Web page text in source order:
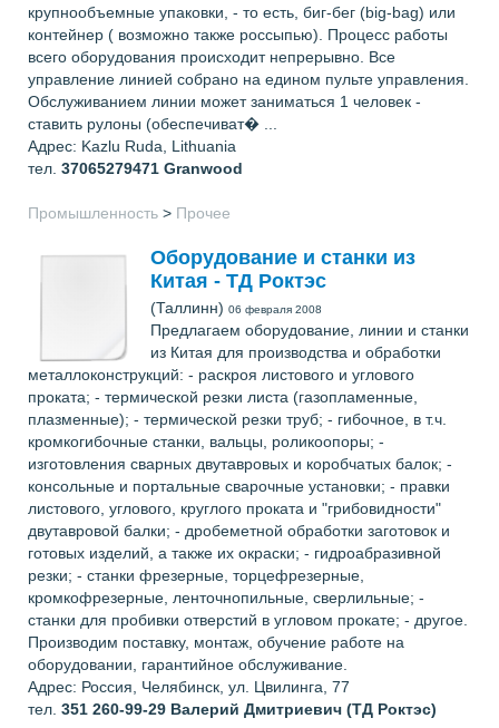
крупнообъемные упаковки, - то есть, биг-бег (big-bag) или
контейнер ( возможно также россыпью). Процесс работы
всего оборудования происходит непрерывно. Все
управление линией собрано на едином пульте управления.
Обслуживанием линии может заниматься 1 человек -
ставить рулоны (обеспечиват� ...
Адрес: Kazlu Ruda, Lithuania
тел. 37065279471 Granwood
Промышленность > Прочее
Оборудование и станки из
Китая - ТД Роктэс
(Таллинн) 06 февраля 2008
Предлагаем оборудование, линии и станки
из Китая для производства и обработки
металлоконструкций: - раскроя листового и углового
проката; - термической резки листа (газопламенные,
плазменные); - термической резки труб; - гибочное, в т.ч.
кромкогибочные станки, вальцы, роликоопоры; -
изготовления сварных двутавровых и коробчатых балок; -
консольные и портальные сварочные установки; - правки
листового, углового, круглого проката и "грибовидности"
двутавровой балки; - дробеметной обработки заготовок и
готовых изделий, а также их окраски; - гидроабразивной
резки; - станки фрезерные, торцефрезерные,
кромкофрезерные, ленточнопильные, сверлильные; -
станки для пробивки отверстий в угловом прокате; - другое.
Производим поставку, монтаж, обучение работе на
оборудовании, гарантийное обслуживание.
Адрес: Россия, Челябинск, ул. Цвилинга, 77
тел. 351 260-99-29 Валерий Дмитриевич (ТД Роктэс)